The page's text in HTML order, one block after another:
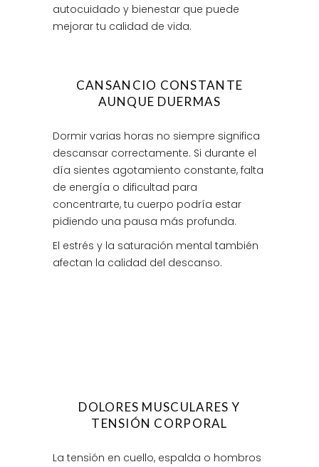
autocuidado y bienestar que puede
mejorar tu calidad de vida.
CANSANCIO CONSTANTE
AUNQUE DUERMAS
Dormir varias horas no siempre significa
descansar correctamente. Si durante el
día sientes agotamiento constante, falta
de energía o dificultad para
concentrarte, tu cuerpo podría estar
pidiendo una pausa más profunda.
El estrés y la saturación mental también
afectan la calidad del descanso.
DOLORES MUSCULARES Y
TENSIÓN CORPORAL
La tensión en cuello, espalda o hombros